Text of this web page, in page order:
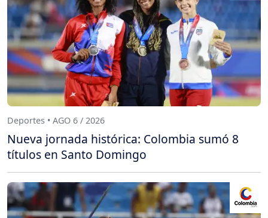
Deportes • AGO 6 / 2026
Nueva jornada histórica: Colombia sumó 8
títulos en Santo Domingo